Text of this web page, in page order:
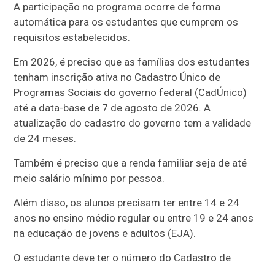
A participação no programa ocorre de forma
automática para os estudantes que cumprem os
requisitos estabelecidos.
Em 2026, é preciso que as famílias dos estudantes
tenham inscrição ativa no Cadastro Único de
Programas Sociais do governo federal (CadÚnico)
até a data-base de 7 de agosto de 2026. A
atualização do cadastro do governo tem a validade
de 24 meses.
Também é preciso que a renda familiar seja de até
meio salário mínimo por pessoa.
Além disso, os alunos precisam ter entre 14 e 24
anos no ensino médio regular ou entre 19 e 24 anos
na educação de jovens e adultos (EJA).
O estudante deve ter o número do Cadastro de